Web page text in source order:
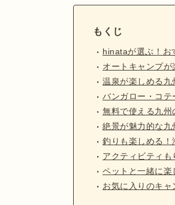
もくじ
hinataが選ぶ！お
オートキャンプ
温泉が楽しめる
バンガロー・コ
無料で使える九
絶景が魅力的な
釣りも楽しめる
アクティビティ
ペットと一緒に
お気に入りのキャ